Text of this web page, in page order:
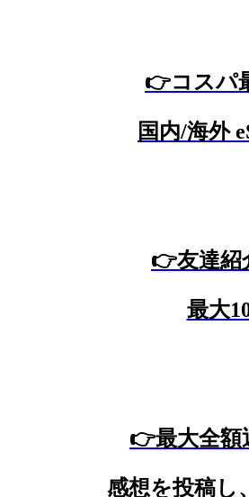
👉コスパ
国内/海外
👉友達紹
最大
👉最大全額
感想を投稿し